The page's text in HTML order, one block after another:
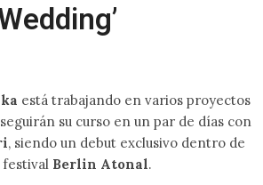
está trabajando en varios proyectos
su curso en un par de días con
, siendo un debut exclusivo dentro de
festival Berlin Atonal.